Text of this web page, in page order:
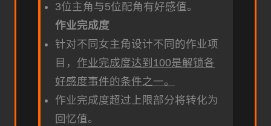
3位主角与5位配角有好感值。
作业完成度
针对不同女主角设计不同的作业项
目， 作业完成度达到100是解锁各
好感度事件的条件之一。
作业完成度超过上限部分将转化为
回忆值。